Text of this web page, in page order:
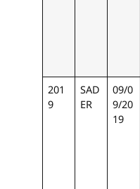
201
9
SAD
ER
09/0
9/20
19